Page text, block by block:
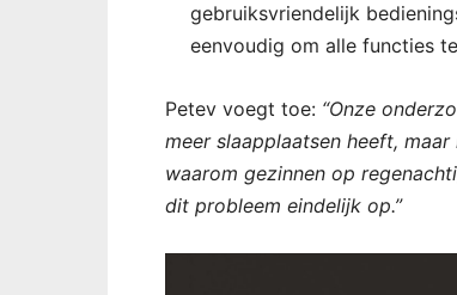
gebruiksvriendelijk
eenvoudig om alle functies
Petev voegt toe: “Onze
meer slaapplaatsen heeft,
waarom gezinnen op
dit probleem eindelijk op.”